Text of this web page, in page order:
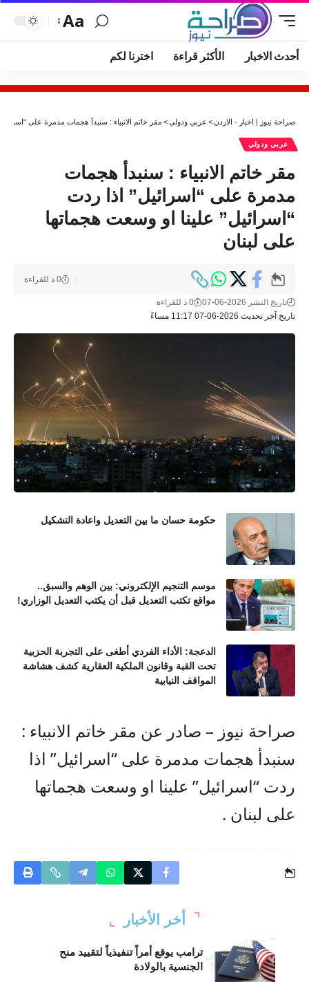
Aa
أحدث الاخبار الأكثر قراءة اخترنا لكم
صراحة نيوز | اخبار - الاردن> عربي ودولي> مقر خاتم الانبياء : سنبدأ هجمات مدمرة على
عربي ودولي
مقر خاتم الانبياء : سنبدأ هجمات
مدمرة على “اسرائيل” اذا ردت
“اسرائيل” علينا او وسعت هجماتها
على لبنان
تاريخ آخر تحديث 2026-06-07 11:17 مساءً
تاريخ النشر 2026-06-07 0 د للقراءة
0 د للقراءة
حكومة حسان ما بين التعديل واعادة التشكيل
موسم التنجيم الإلكتروني: بين الوهم والسبق..
مواقع تكتب التعديل قبل أن يكتب التعديل الوزاري!
الدعجة: الأداء الفردي أطغى على التجربة الحزبية
تحت القبة وقانون الملكية العقارية كشف هشاشة
المواقف النيابية
صراحة نيوز – صادر عن مقر خاتم الانبياء :
سنبدأ هجمات مدمرة على “اسرائيل” اذا
ردت “اسرائيل” علينا او وسعت هجماتها
على لبنان .
أخر الأخبار
ترامب يوقع أمراً تنفيذياً لتقييد منح
الجنسية بالولادة